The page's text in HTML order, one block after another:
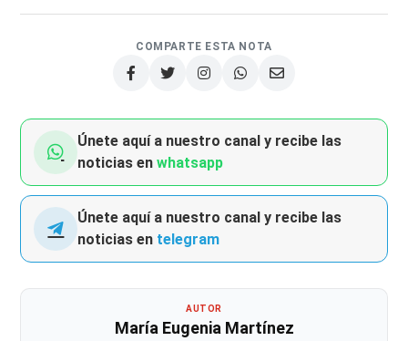
COMPARTE ESTA NOTA
Únete aquí a nuestro canal y recibe las
noticias enwhatsapp
Únete aquí a nuestro canal y recibe las
noticias en telegram
AUTOR
María Eugenia Martínez